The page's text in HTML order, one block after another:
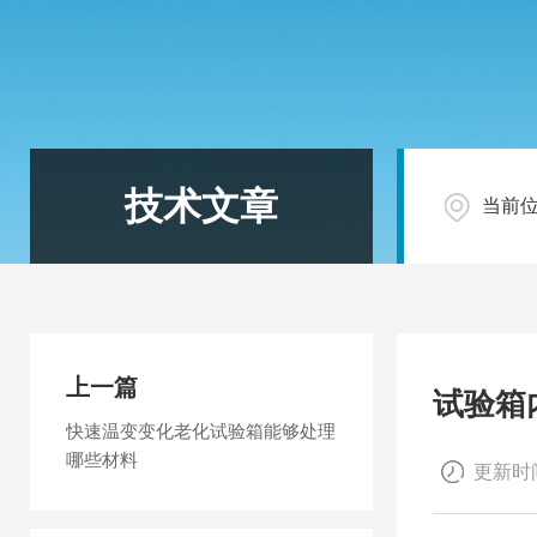
技术文章 当前
试验箱
更新时
上一篇
快速温变变化老化试验箱能够处理
哪些材料